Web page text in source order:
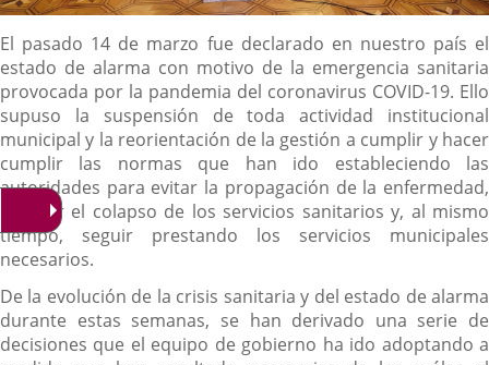
Descripción
El pasado 14 de marzo fue declarado en nuestro país el
estado de alarma con motivo de la emergencia sanitaria
provocada por la pandemia del coronavirus COVID-19. Ello
supuso la suspensión de toda actividad institucional
municipal y la reorientación de la gestión a cumplir y hacer
cumplir las normas que han ido estableciendo las
autoridades para evitar la propagación de la enfermedad,
impedir el colapso de los servicios sanitarios y, al mismo
tiempo, seguir prestando los servicios municipales
necesarios.
De la evolución de la crisis sanitaria y del estado de alarma
durante estas semanas, se han derivado una serie de
decisiones que el equipo de gobierno ha ido adoptando a